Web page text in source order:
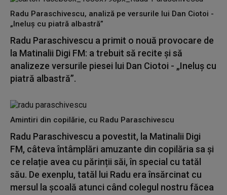
Radu Paraschivescu, analiză pe versurile lui Dan Ciotoi -
„Ineluș cu piatră albastră”
Radu Paraschivescu a primit o nouă provocare de
la Matinalii Digi FM: a trebuit să recite și să
analizeze versurile piesei lui Dan Ciotoi - „Ineluș cu
piatră albastră”.
Amintiri din copilărie, cu Radu Paraschivescu
Radu Paraschivescu a povestit, la Matinalii Digi
FM, câteva întâmplări amuzante din copilăria sa și
ce relație avea cu părinții săi, în special cu tatăl
său. De exenplu, tatăl lui Radu era însărcinat cu
mersul la școală atunci când colegul nostru făcea